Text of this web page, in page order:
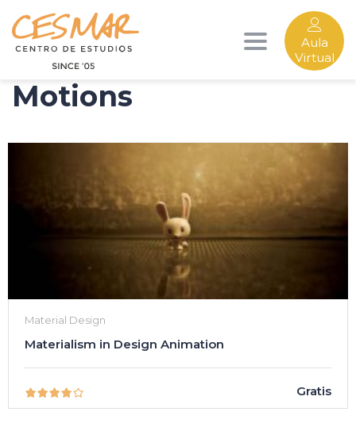
Toggle
Aula
Virtual
Motions
Material Design
Materialism in Design Animation
Gratis